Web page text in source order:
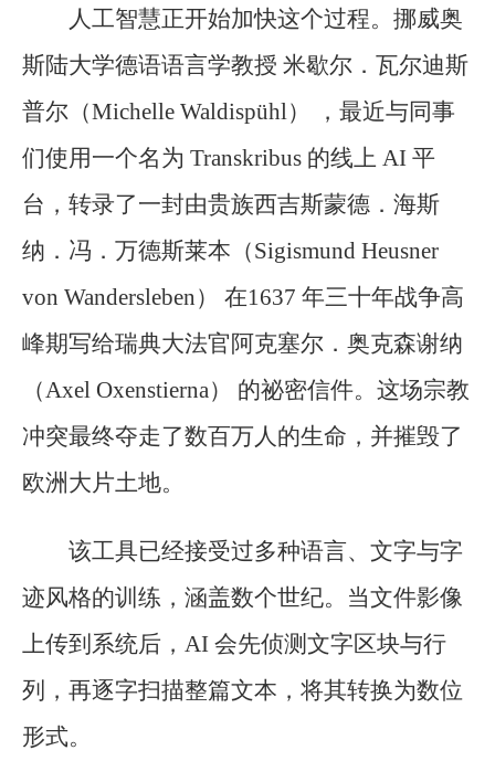
人工智慧正开始加快这个过程。挪威奥
斯陆大学德语语言学教授 米歇尔．瓦尔迪斯
普尔（Michelle Waldispühl） ，最近与同事
们使用一个名为 Transkribus 的线上 AI 平
台，转录了一封由贵族西吉斯蒙德．海斯
纳．冯．万德斯莱本（Sigismund Heusner
von Wandersleben） 在1637 年三十年战争高
峰期写给瑞典大法官阿克塞尔．奥克森谢纳
（Axel Oxenstierna） 的祕密信件。这场宗教
冲突最终夺走了数百万人的生命，并摧毁了
欧洲大片土地。
该工具已经接受过多种语言、文字与字
迹风格的训练，涵盖数个世纪。当文件影像
上传到系统后，AI 会先侦测文字区块与行
列，再逐字扫描整篇文本，将其转换为数位
形式。